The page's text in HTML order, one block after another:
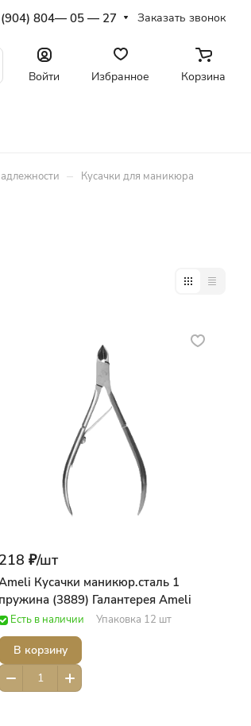
804— 05 — 27 Заказать звонок
Войти Избранное Корзина
– Кусачки для маникюра
218 ₽/шт
Кусачки маникюр.сталь 1
пружина (3889) Галантерея Ameli
Есть в наличии Упаковка 12 шт
В корзину